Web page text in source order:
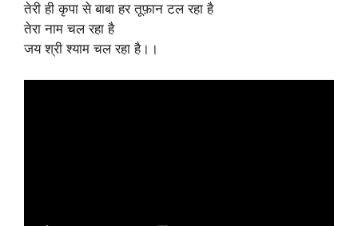
तेरी ही कृपा से बाबा हर तूफ़ान टल रहा है
तेरा नाम चल रहा है
जय श्री श्याम चल रहा है।।